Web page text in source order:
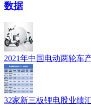
数据
2021年中国电动两轮车
32家新三板锂电股业绩